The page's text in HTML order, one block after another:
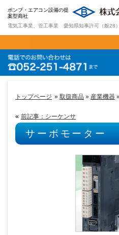
ポンプ・エアコン設備の提
案型商社
電気工事業、管工事業 愛知県知事許可（般28
HOME
トップページ » 取扱商品 » 産業機器
« 前記事：シーケンサ
サーボモーター